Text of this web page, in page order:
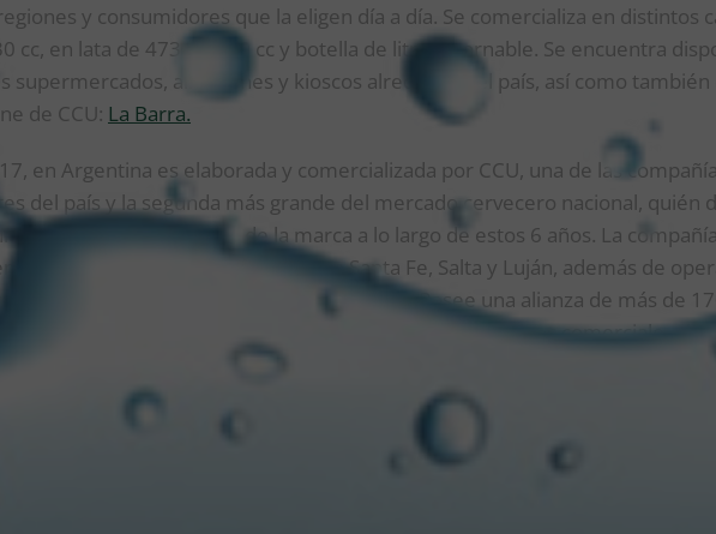
y consumidores que la eligen día a día. Se comercializa en distintos
cc, en lata de 473 cc, 700 cc y botella de litro retornable. Se encuentra
supermercados, almacenes y kioscos alrededor del país, así como también
de CCU: La Barra.
en Argentina es elaborada y comercializada por CCU, una de las
del país y la segunda más grande del mercado cervecero nacional, quién
el volumen de ventas de la marca a lo largo de estos 6 años. La
3 cervecerías ubicadas en Santa Fe, Salta y Luján, además de
propios en distintas provincias del país. Posee una alianza de más de
(PyMES) y de 2.500 proveedores (97% PyMES), con oficinas comerciales
Córdoba, Rosario, San Juan y Corrientes.
Puig, Brand Grouper Miller en CCU Argentina
que nos llena de orgullo. Estamos muy contentos con el objetivo alcanzado
nos demuestran que vamos por el camino correcto, con un equipo y socios
que nos acompañan, y que sin ellos no hubiera sido posible. Logramos